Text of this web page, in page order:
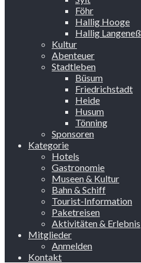
Föhr
Hallig Hooge
Hallig Langeneß
Kultur
Abenteuer
Stadtleben
Büsum
Friedrichstadt
Heide
Husum
Tönning
Sponsoren
Kategorie
Hotels
Gastronomie
Museen & Kultur
Bahn & Schiff
Tourist-Information
Paketreisen
Aktivitäten & Erlebnis
Mitglieder
Anmelden
Kontakt